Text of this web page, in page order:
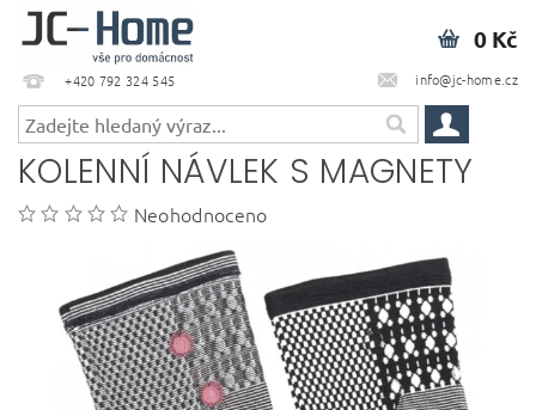
+420 792 324 545 info@jc-home.cz
0 Kč
KOLENNÍ NÁVLEK S MAGNETY
Neohodnoceno